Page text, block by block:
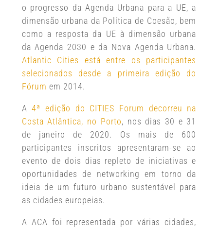
o progresso da Agenda Urbana para a UE, a
dimensão urbana da Política de Coesão, bem
como a resposta da UE à dimensão urbana
da Agenda 2030 e da Nova Agenda Urbana.
Atlantic Cities está entre os participantes
selecionados desde a primeira edição do
Fórum em 2014.
A4ª edição do CITIES Forum decorreu na
Costa Atlântica, no Porto, nos dias 30 e 31
de janeiro de 2020. Os mais de 600
participantes inscritos apresentaram-se ao
evento de dois dias repleto de iniciativas e
oportunidades de networking em torno da
ideia de um futuro urbano sustentável para
as cidades europeias.
A ACA foi representada por várias cidades,